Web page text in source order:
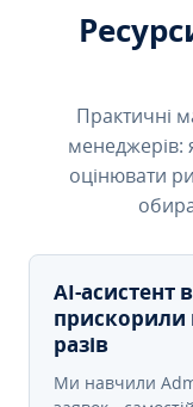
Практичні
менеджерів:
оцінювати
AI-асистент
прискорили
разів
Ми навчили